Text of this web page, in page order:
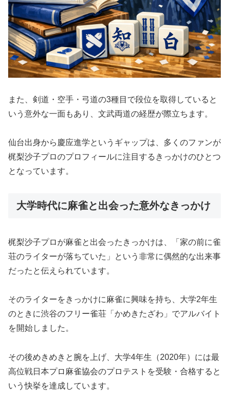
また、剣道・空手・弓道の3種目で段位を取得していると
いう意外な一面もあり、文武両道の経歴が際立ちます。
仙台出身から慶应進学というギャップは、多くのファンが
梶梨沙子プロのプロフィールに注目するきっかけのひとつ
となっています。
大学時代に麻雀と出会った意外なきっかけ
梶梨沙子プロが麻雀と出会ったきっかけは、「家の前に雀
荘のライターが落ちていた」という非常に偶然的な出来事
だったと伝えられています。
そのライターをきっかけに麻雀に興味を持ち、大学2年生
のときに渋谷のフリー雀荘「かめきたざわ」でアルバイト
を開始しました。
その後めきめきと腕を上げ、大学4年生（2020年）には最
高位戦日本プロ麻雀協会のプロテストを受験・合格すると
いう快挙を達成しています。